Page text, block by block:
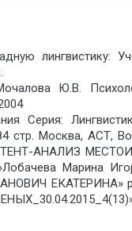
лингвистику:
Ю.В.
Серия:
стр. Москва, АСТ,
АНАЛИЗ
Марина
ЕКАТЕРИНА»